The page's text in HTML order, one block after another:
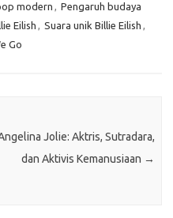
modern , Pengaruh budaya
Eilish , Suara unik Billie Eilish ,
Go
Jolie: Aktris, Sutradara,
dan Aktivis Kemanusiaan →